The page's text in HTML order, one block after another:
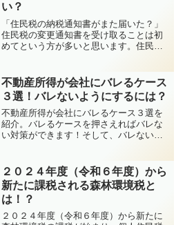
い？
「住民税の納税通知書がまた届いた？」
住民税の変更通知書を受け取ることは初
めてという方が多いと思います。住民税
の記事では、税額の変更になる主な原因
や支払い方法について詳しく解説しま
す。
不動産所得が会社にバレるケース
３選！バレないようにするには？
不動産所得が会社にバレるケース３選を
紹介。バレるケースを押さえればバレな
い対策ができます！そして、バレない方
２０２４年度（令和６年度）から
新たに課税される森林環境税と
は！？
２０２４年度（令和６年度）から新たに